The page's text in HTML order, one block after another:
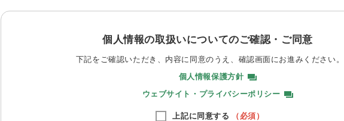
個人情報の取扱いについてのご確認・ご同意
下記をご確認いただき、内容に同意のうえ、 確認画面にお進みください。
個人情報保護方針
ウェブサイト・プライバシーポリシー
上記に同意する （必須）